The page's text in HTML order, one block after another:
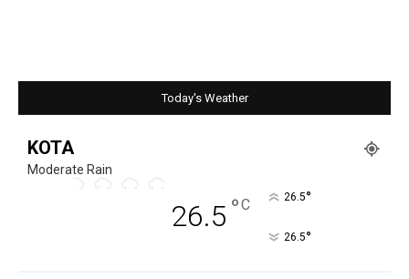
Today's Weather
KOTA
Moderate Rain
26.5 °C 26.5°
26.5°